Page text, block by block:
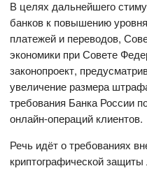
В целях дальнейшего
банков к повышению
платежей и переводов,
экономики при Совете
законопроект,
увеличение размера
требования Банка России
онлайн-операций клиентов.
Речь идёт о требованиях
криптографической